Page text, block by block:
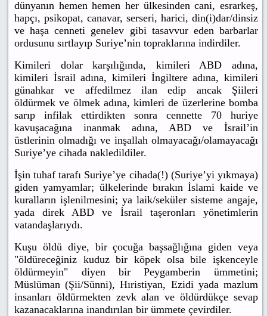
dünyanın hemen hemen her ülkesinden cani, esrarkeş,
hapçı, psikopat, canavar, serseri, harici, din(i)dar/dinsiz
ve haşa cenneti genelev gibi tasavvur eden barbarlar
ordusunu sırtlayıp Suriye’nin topraklarına indirdiler.
Kimileri dolar karşılığında, kimileri ABD adına,
kimileri İsrail adına, kimileri İngiltere adına, kimileri
günahkar ve affedilmez ilan edip ancak Şiileri
öldürmek ve ölmek adına, kimleri de üzerlerine bomba
sarıp infilak ettirdikten sonra cennette 70 huriye
kavuşacağına inanmak adına, ABD ve İsrail’in
üstlerinin olmadığı ve inşallah olmayacağı/olamayacağı
Suriye’ye cihada nakledildiler.
İşin tuhaf tarafı Suriye’ye cihada(!) (Suriye’yi yıkmaya)
giden yamyamlar; ülkelerinde bırakın İslami kaide ve
kuralların işlenilmesini; ya laik/seküler sisteme angaje,
yada direk ABD ve İsrail taşeronları yönetimlerin
vatandaşlarıydı.
Kuşu öldü diye, bir çocuğa başsağlığına giden veya
"öldüreceğiniz kuduz bir köpek olsa bile işkenceyle
öldürmeyin" diyen bir Peygamberin ümmetini;
Müslüman (Şii/Sünni), Hıristiyan, Ezidi yada mazlum
insanları öldürmekten zevk alan ve öldürdükçe sevap
kazanacaklarına inandırılan bir ümmete çevirdiler.